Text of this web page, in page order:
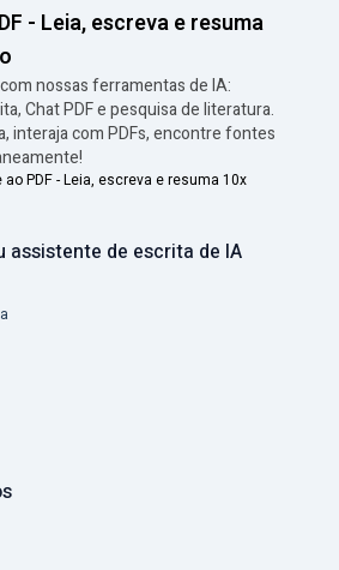
- Leia, escreva e resuma
nossas ferramentas de IA:
Chat PDF e pesquisa de literatura.
interaja com PDFs, encontre fontes
ao PDF - Leia, escreva e resuma 10x
assistente de escrita de IA